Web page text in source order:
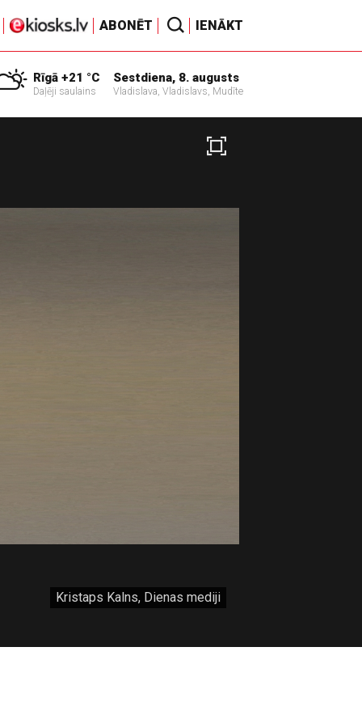
ABONĒT IENĀKT
Rīgā +21 °C
Daļēji saulains
Sestdiena, 8. augusts
Vladislava, Vladislavs, Mudīte
Kristaps Kalns, Dienas mediji